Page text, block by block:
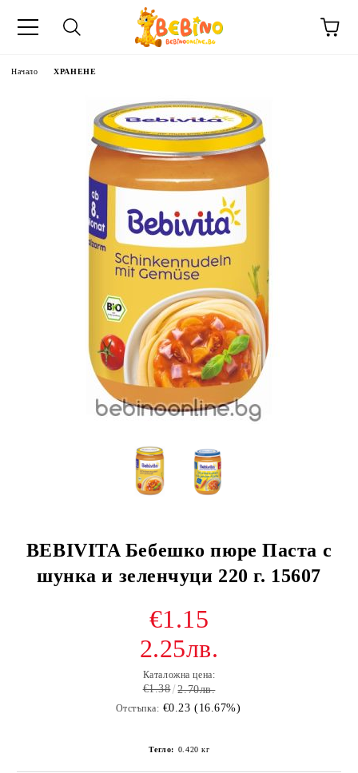
Начало ХРАНЕНЕ
BEBIVITA Бебешко пюре Паста с
шунка и зеленчуци 220 г. 15607
€1.15
2.25лв.
Каталожна цена:
€1.38 2.70лв.
Отстъпка: €0.23 (16.67%)
Тегло: 0.420 кг